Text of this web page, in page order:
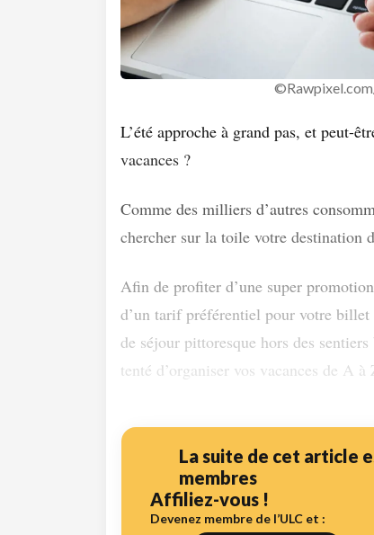
L’été approche à grand pas, et peut-
vacances ?
Comme des milliers d’autres
chercher sur la toile votre destination
Afin de profiter d’une super
d’un tarif préférentiel pour votre
de séjour pittoresque hors des
tenté d’organiser vos vacances de A à
La suite de cet article
membres
Affiliez-vous !
Devenez membre de l’ULC et :